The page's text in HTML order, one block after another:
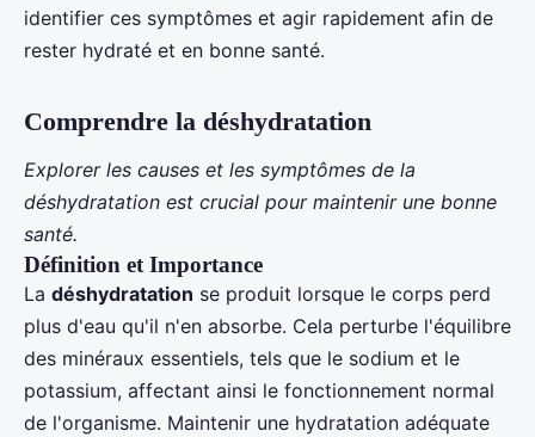
identifier ces symptômes et agir rapidement afin de
rester hydraté et en bonne santé.
Comprendre la déshydratation
Explorer les causes et les symptômes de la
déshydratation est crucial pour maintenir une bonne
santé.
Définition et Importance
La déshydratation se produit lorsque le corps perd
plus d'eau qu'il n'en absorbe. Cela perturbe l'équilibre
des minéraux essentiels, tels que le sodium et le
potassium, affectant ainsi le fonctionnement normal
de l'organisme. Maintenir une hydratation adéquate